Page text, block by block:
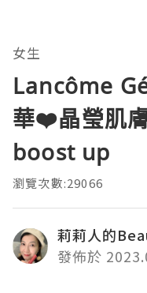
女生
Lancôme
華❤️晶瑩肌
boost up
瀏覽次數:29066
莉莉人的
發佈於